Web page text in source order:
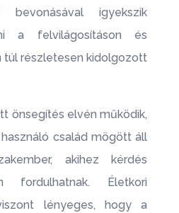
igyekszik
a felvilágosításon és
részletesen kidolgozott
önsegítés elvén működik,
család mögött áll
akihez kérdés
fordulhatnak. Életkori
lényeges, hogy a